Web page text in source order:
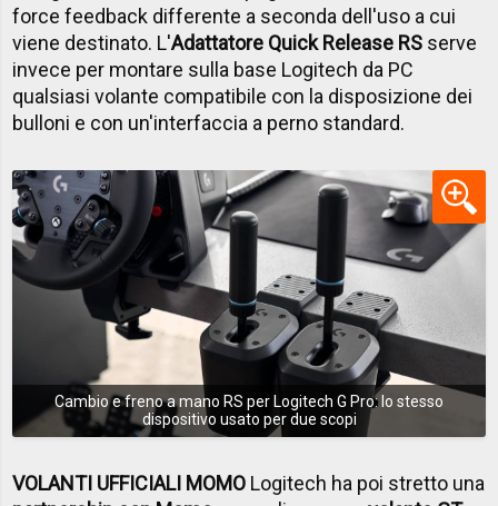
force feedback differente a seconda dell'uso a cui
viene destinato. L'Adattatore Quick Release RS serve
invece per montare sulla base Logitech da PC
qualsiasi volante compatibile con la disposizione dei
bulloni e con un'interfaccia a perno standard.
Cambio e freno a mano RS per Logitech G Pro: lo stesso
dispositivo usato per due scopi
VOLANTI UFFICIALI MOMO Logitech ha poi stretto una